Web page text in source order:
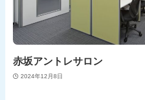
赤坂アントレサロン
2024年12月8日